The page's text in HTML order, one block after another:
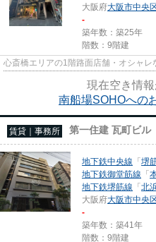
大阪府大阪市中央
-
築年数：築25年
階数：9階建
心斎橋エリアの1階路面店舗・オシャ
現在空き情報
南船場SOHOへの
賃貸｜事務所 第一住建 瓦町ビル
地下鉄中央線 「堺
地下鉄御堂筋線 「
地下鉄堺筋線 「北
大阪府大阪市中央
-
築年数：築41年
階数：9階建